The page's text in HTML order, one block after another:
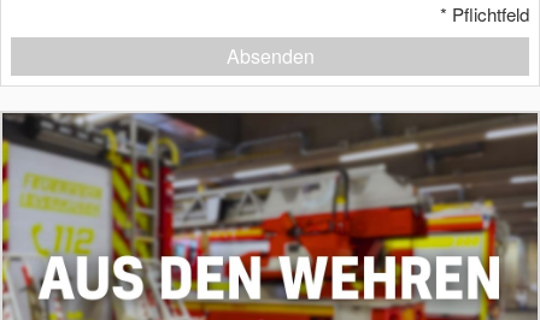
* Pflichtfeld
Absenden